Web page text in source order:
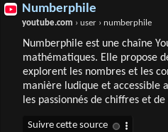
Numberphile
youtube.com › user › numberphile
Numberphile est une chaîne
mathématiques. Elle propose
explorent les nombres et les
manière ludique et accessible
les passionnés de chiffres et